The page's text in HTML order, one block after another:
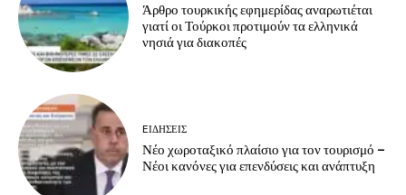
Άρθρο τουρκικής εφημερίδας αναρωτιέται
γιατί οι Τούρκοι προτιμούν τα ελληνικά
νησιά για διακοπές
EΙΔΗΣΕΙΣ
Νέο χωροταξικό πλαίσιο για τον τουρισμό –
Νέοι κανόνες για επενδύσεις και ανάπτυξη